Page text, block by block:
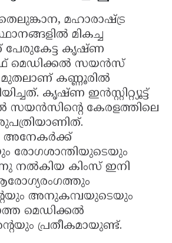
മഹാരാഷ്ട്ര
മികച്ച
പേരുകേട്ട കൃഷ്ണ
ഓഫ് മെഡിക്കൽ സയൻസ്
മുതലാണ് കണ്ണൂരിൽ
കൃഷ്ണ ഇൻസ്റ്റിറ്റ്യൂട്ട്
സയൻസിന്റെ കേരളത്തിലെ
അനേകർക്ക്
രോഗശാന്തിയുടെയും
നൽകിയ കിംസ് ഇനി
അനുകമ്പയുടെയും
മെഡിക്കൽ
പ്രതീകമായുണ്ട്.